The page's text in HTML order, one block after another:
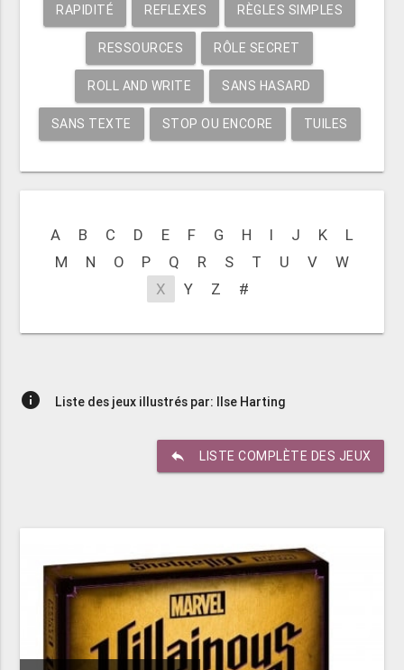
RAPIDITÉ REFLEXES RÈGLES SIMPLES
RESSOURCES RÔLE SECRET
ROLL AND WRITE SANS HASARD
SANS TEXTE STOP OU ENCORE TUILES
A B C D E F G H I J K
L
M
N O P Q R S T U V
W
X
Y Z #
info Liste des jeux illustrés par: Ilse Harting
reply LISTE COMPLÈTE DES JEUX